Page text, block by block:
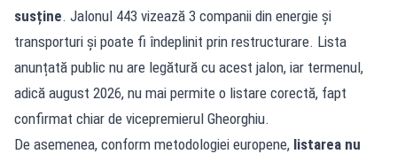
susține. Jalonul 443 vizează 3 companii din energie și
transporturi și poate fi îndeplinit prin restructurare. Lista
anunțată public nu are legătură cu acest jalon, iar termenul,
adică august 2026, nu mai permite o listare corectă, fapt
confirmat chiar de vicepremierul Gheorghiu.
De asemenea, conform metodologiei europene, listarea nu